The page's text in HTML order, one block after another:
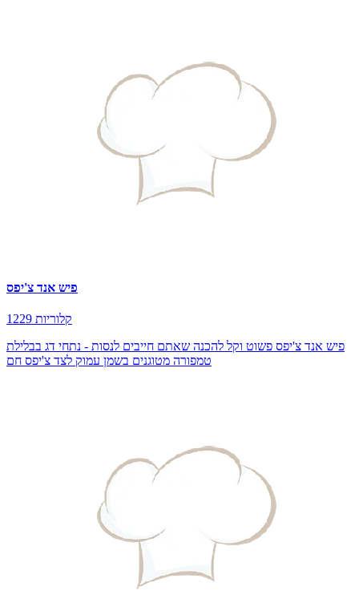
פיש אנד צ'יפס
1229 קלוריות
פיש אנד צ'יפס פשוט וקל להכנה שאתם חייבים לנסות - נתחי דג בבלילת
טמפורה מטוגנים בשמן עמוק לצד צ'יפס חם